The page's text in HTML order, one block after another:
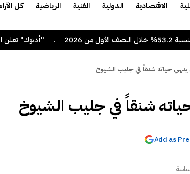
الاقتصادية الدولية الفنية الرياضية كل الآراء
. "أدنوك" تعلن
حياته شنقاً في جليب الشيوخ
شنقاً في جليب الشيوخ
Add as